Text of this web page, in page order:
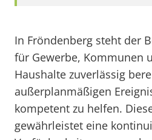
In Fröndenberg steht der
für Gewerbe, Kommunen
Haushalte zuverlässig
außerplanmäßigen
kompetent zu helfen.
gewährleistet eine